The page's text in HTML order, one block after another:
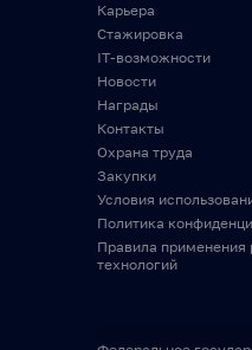
Карьера
Стажировка
IT-возможности
Новости
Награды
Контакты
Охрана труда
Закупки
Условия
Политика
Правила применения
технологий